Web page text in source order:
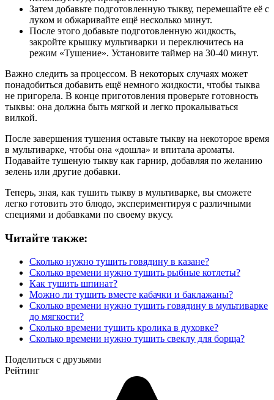
Затем добавьте подготовленную тыкву, перемешайте её с
луком и обжаривайте ещё несколько минут.
После этого добавьте подготовленную жидкость,
закройте крышку мультиварки и переключитесь на
режим «Тушение». Установите таймер на 30-40 минут.
Важно следить за процессом. В некоторых случаях может
понадобиться добавить ещё немного жидкости, чтобы тыква
не пригорела. В конце приготовления проверьте готовность
тыквы: она должна быть мягкой и легко прокалываться
вилкой.
После завершения тушения оставьте тыкву на некоторое время
в мультиварке, чтобы она «дошла» и впитала ароматы.
Подавайте тушеную тыкву как гарнир, добавляя по желанию
зелень или другие добавки.
Теперь, зная, как тушить тыкву в мультиварке, вы сможете
легко готовить это блюдо, экспериментируя с различными
специями и добавками по своему вкусу.
Читайте также:
Сколько нужно тушить говядину в казане?
Сколько времени нужно тушить рыбные котлеты?
Как тушить шпинат?
Можно ли тушить вместе кабачки и баклажаны?
Сколько времени нужно тушить говядину в мультиварке
до мягкости?
Сколько времени тушить кролика в духовке?
Сколько времени нужно тушить свеклу для борща?
Поделиться с друзьями
Рейтинг